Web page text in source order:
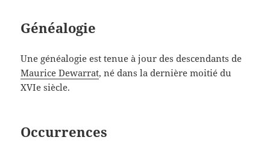
Généalogie
Une généalogie est tenue à jour des descendants de
Maurice Dewarrat, né dans la dernière moitié du
XVIe siècle.
Occurrences